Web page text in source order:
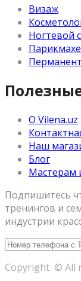
Визаж
Ногтевой
О Vilena.uz
Наш
Блог
Мастерам
Подпишитесь
тренингов и
индустрии
Copyright © All